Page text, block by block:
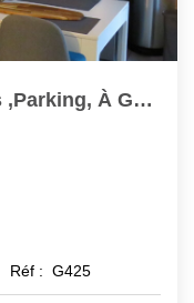
Appartement T3,2 Chambres ,parking, À GOUESNOU
Réf : G425